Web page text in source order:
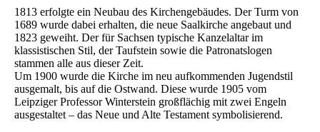
1813 erfolgte ein Neubau des Kirchengebäudes. Der Turm von
1689 wurde dabei erhalten, die neue Saalkirche angebaut und
1823 geweiht. Der für Sachsen typische Kanzelaltar im
klassistischen Stil, der Taufstein sowie die Patronatslogen
stammen alle aus dieser Zeit.
Um 1900 wurde die Kirche im neu aufkommenden Jugendstil
ausgemalt, bis auf die Ostwand. Diese wurde 1905 vom
Leipziger Professor Winterstein großflächig mit zwei Engeln
ausgestaltet – das Neue und Alte Testament symbolisierend.